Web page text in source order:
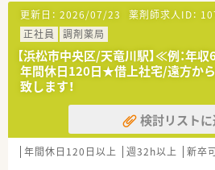
【募集背景と求める人物像について】
■今回は欠員補充のための採用であ
ざして腰を据えて働きたいという
■落ち着いた物腰で人当たりが良く
興味がある方を最も歓迎します。
■管理薬剤師として店舗を牽引でき
り、人柄を重視した選考を行ってい
【法人特徴について】
更新日： 2026/07/23 薬剤師求人ID：
正社員
調剤薬局
【浜松市中央区/天竜川駅】≪例：年
年間休日120日★借上社宅/遠方か
致します！
検討リスト
年間休日120日以上 週32h以上 新卒